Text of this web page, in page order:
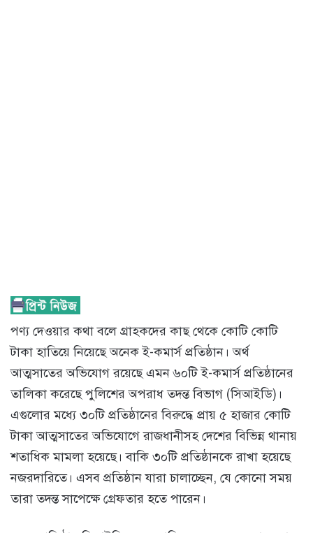
পণ্য দেওয়ার কথা বলে গ্রাহকদের কাছ থেকে কোটি কোটি
টাকা হাতিয়ে নিয়েছে অনেক ই-কমার্স প্রতিষ্ঠান। অর্থ
আত্মসাতের অভিযোগ রয়েছে এমন ৬০টি ই-কমার্স প্রতিষ্ঠানের
তালিকা করেছে পুলিশের অপরাধ তদন্ত বিভাগ (সিআইডি)।
এগুলোর মধ্যে ৩০টি প্রতিষ্ঠানের বিরুদ্ধে প্রায় ৫ হাজার কোটি
টাকা আত্মসাতের অভিযোগে রাজধানীসহ দেশের বিভিন্ন থানায়
শতাধিক মামলা হয়েছে। বাকি ৩০টি প্রতিষ্ঠানকে রাখা হয়েছে
নজরদারিতে। এসব প্রতিষ্ঠান যারা চালাচ্ছেন, যে কোনো সময়
তারা তদন্ত সাপেক্ষে গ্রেফতার হতে পারেন।